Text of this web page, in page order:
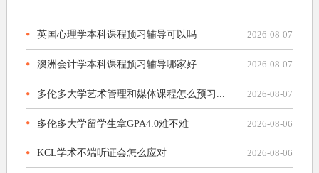
英国心理学本科课程预习辅导可以吗 2026-08-07
澳洲会计学本科课程预习辅导哪家好 2026-08-07
多伦多大学艺术管理和媒体课程怎么预习... 2026-08-07
多伦多大学留学生拿GPA4.0难不难 2026-08-06
KCL学术不端听证会怎么应对 2026-08-06